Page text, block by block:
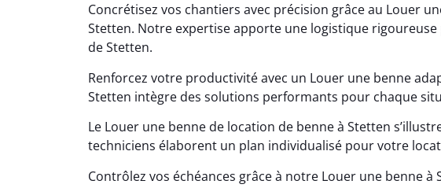
Concrétisez vos chantiers avec précision grâce au Louer
Stetten. Notre expertise apporte une logistique
de Stetten.
Renforcez votre productivité avec un Louer une benne
Stetten intègre des solutions performants pour chaque
Le Louer une benne de location de benne à Stetten
techniciens élaborent un plan individualisé pour votre
Contrôlez vos échéances grâce à notre Louer une benne